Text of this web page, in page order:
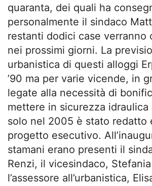
quaranta, dei quali ha
personalmente il sindaco
restanti dodici case verranno
nei prossimi giorni. La
urbanistica di questi alloggi
’90 ma per varie vicende, in
legate alla necessità di
mettere in sicurezza idraulica
solo nel 2005 è stato redatto
progetto esecutivo.
stamani erano presenti il
Renzi, il vicesindaco,
l’assessore all’urbanistica,